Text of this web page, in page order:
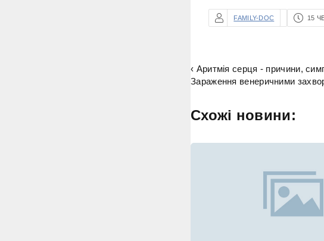
FAMILY-DOC 15
‹ Аритмія серця - причини,
Зараження венеричними
Схожі новини: